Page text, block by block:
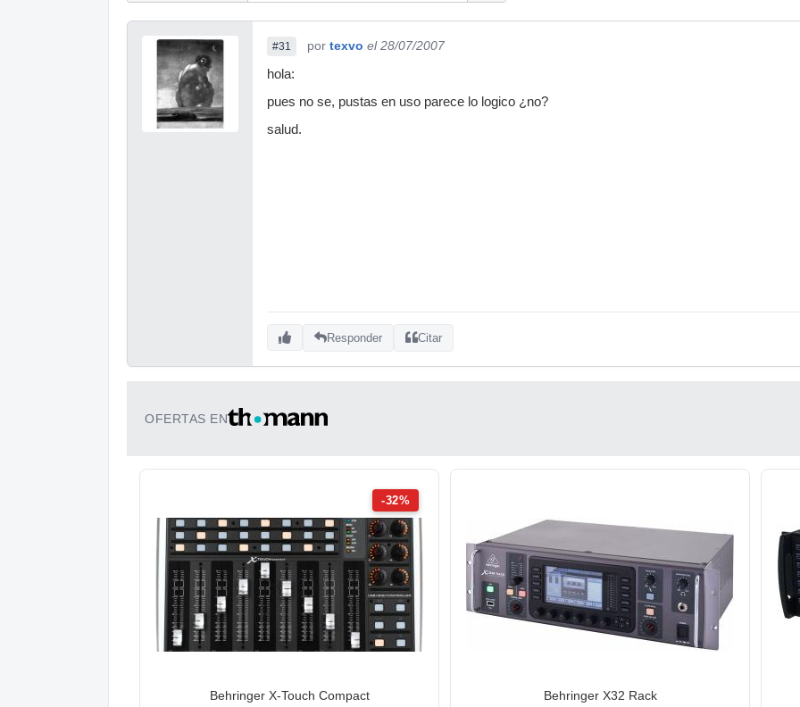
#31 por texvo el 28/07/2007
hola:
pues no se, pustas en uso parece lo logico ¿no?
salud.
Responder Citar
OFERTAS EN
-32%
Behringer X-Touch Compact Behringer X32 Rack